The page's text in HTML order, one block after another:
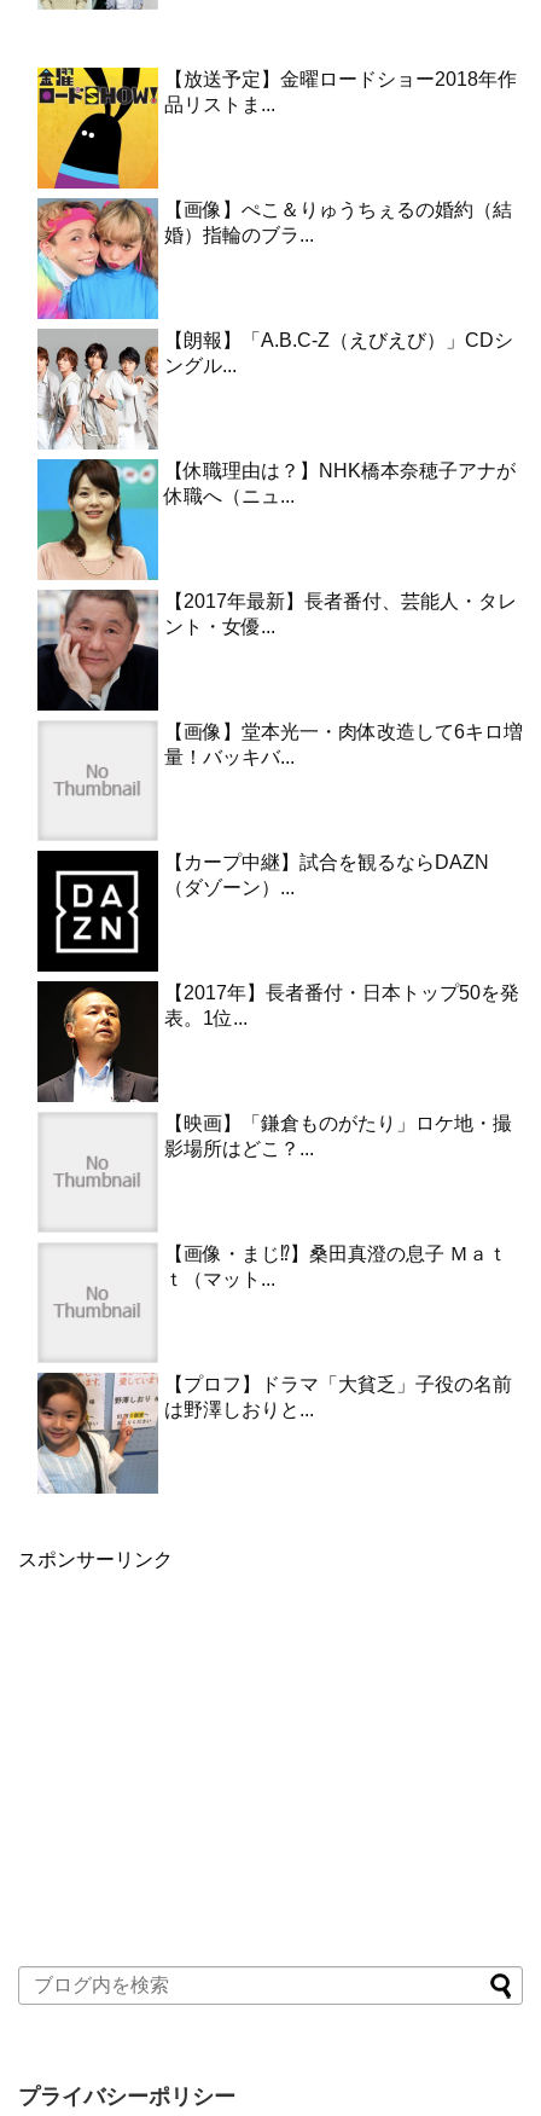
【放送予定】金曜ロードショー2018年作
品リストま...
【画像】ぺこ＆りゅうちぇるの婚約（結
婚）指輪のブラ...
【朗報】「A.B.C-Z（えびえび）」CDシ
ングル...
【休職理由は？】NHK橋本奈穂子アナが
休職へ（ニュ...
【2017年最新】長者番付、芸能人・タレ
ント・女優...
【画像】堂本光一・肉体改造して6キロ増
量！バッキバ...
【カープ中継】試合を観るならDAZN
（ダゾーン）...
【2017年】長者番付・日本トップ50を発
表。1位...
【映画】「鎌倉ものがたり」ロケ地・撮
影場所はどこ？...
【画像・まじ⁉︎】桑田真澄の息子 Ｍａｔ
ｔ（マット...
【プロフ】ドラマ「大貧乏」子役の名前
は野澤しおりと...
スポンサーリンク
プライバシーポリシー